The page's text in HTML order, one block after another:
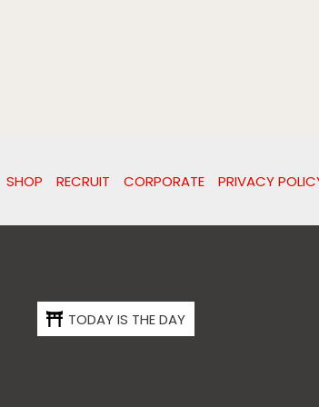
SHOP RECRUIT CORPORATE PRIVACY
TODAY IS THE DAY